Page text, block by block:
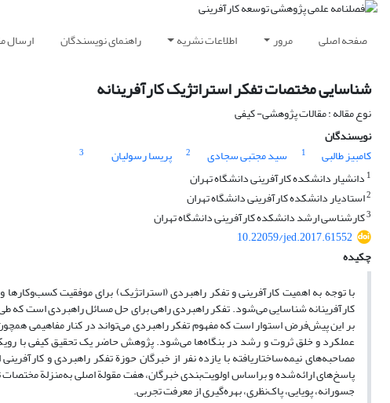
صفحه اصلی مرور اطلاعات نشریه راهنمای نویسندگان ارسال
شناسایی مختصات تفکر استراتژیک کارآفرینانه
نوع مقاله : مقالات پژوهشی- کیفی
نویسندگان
کامبیز طالبی
1 سید مجتبی سجادی 2 پریسا رسولیان
3
1 دانشیار دانشکده کارآفرینی دانشگاه تهران
2استادیار دانشکده کارآفرینی دانشگاه تهران
3کارشناسی ارشد دانشکده کارآفرینی دانشگاه تهران
10.22059/jed.2017.61552
چکیده
با توجه به اهمیت کارآفرینی و تفکر راهبردی (استراتژیک) برای موفقیت
کارآفرینانه شناسایی می‌شود. تفکر راهبردی راهی برای حل مسائل راهبردی است که
بر این پیش‌فرض استوار است که مفهوم تفکر راهبردی می‌تواند در کنار مفاهیمی
عملکرد و خلق ثروت و رشد در بنگاه‌ها می‌شود. پژوهش حاضر یک تحقیق کیفی با
مصاحبه‌های نیمه‌ساختاریافته با یازده نفر از خبرگان حوزة تفکر راهبردی و
پاسخ‌های ارائه‌شده و براساس اولویت‌بندی خبرگان، هفت مقولة اصلی به‌منزلة مختصات
جسورانه، پویایی، پاک‌نظری، بهره‌گیری از معرفت تجربی.